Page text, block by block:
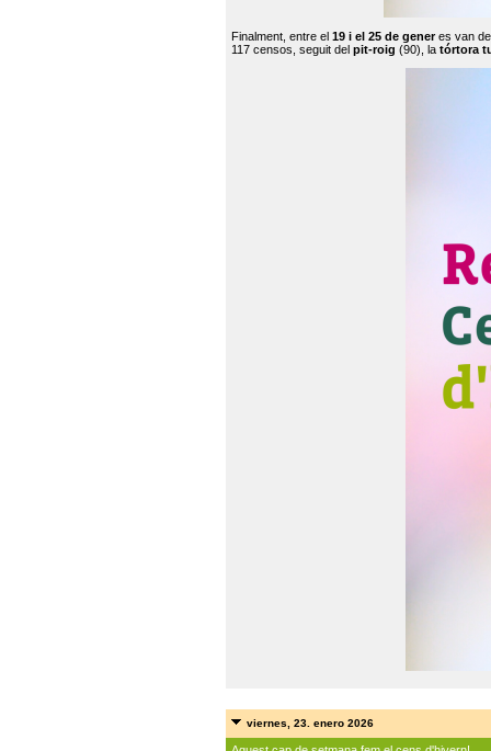
Finalment, entre el 19 i el 25 de generes van
117 censos, seguit del pit-roig (90), la tórtora
viernes, 23. enero 2026